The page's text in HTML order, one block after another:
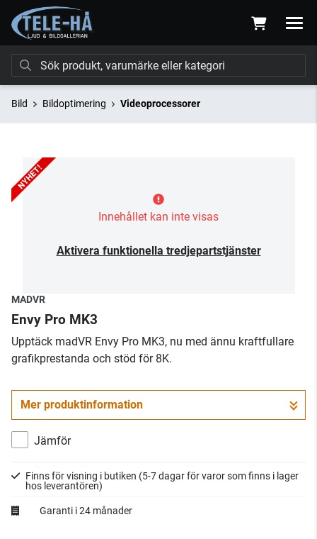
Bild Bildoptimering Videoprocessorer
Innehållet kan inte visas
Aktivera funktionella tredjepartstjänster
MADVR
Envy Pro MK3
Upptäck madVR Envy Pro MK3, nu med ännu kraftfullare
grafikprestanda och stöd för 8K.
Mer produktinformation
Jämför
Finns för visning i butiken (5-7 dagar för varor som finns i lager
hos leverantören)
Garanti i 24 månader